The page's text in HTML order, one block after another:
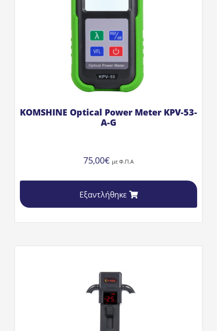
KOMSHINE Optical Power Meter KPV-53-
A-G
75,00€ με Φ.Π.Α
Εξαντλήθηκε